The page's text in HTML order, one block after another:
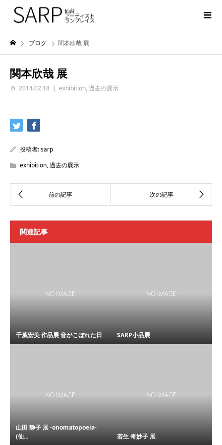
ブログ 関本欣哉 展
関本欣哉 展
2014.02.18 exhibition, 過去の展示
投稿者:sarp
exhibition,過去の展示
関連記事
千葉宏美 作品展 音がこぼれた日 SARP小品展
山田 静子 展 -onomatopoeia-
(仙...
若生 奇妙子 展